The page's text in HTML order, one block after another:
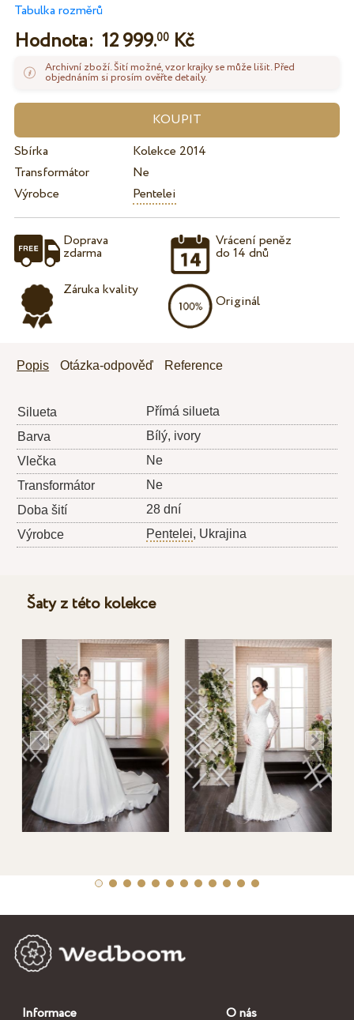
Tabulka rozměrů
Hodnota: 12 999.00Kč
Archivní zboží. Šití možné, vzor krajky se může lišit. Před
objednáním si prosím ověřte detaily.
Sbírka
Kolekce 2014
Transformátor
Ne
Výrobce
Pentelei
Doprava
zdarma
Záruka kvality
Vrácení peněz
do 14 dnů
Originál
Popis Otázka-odpověď Reference
Silueta
Přímá silueta
Barva
Bílý, ivory
Vlečka
Ne
Transformátor
Ne
Doba šití
28 dní
Výrobce
Pentelei, Ukrajina
Šaty z této kolekce
Informace O nás